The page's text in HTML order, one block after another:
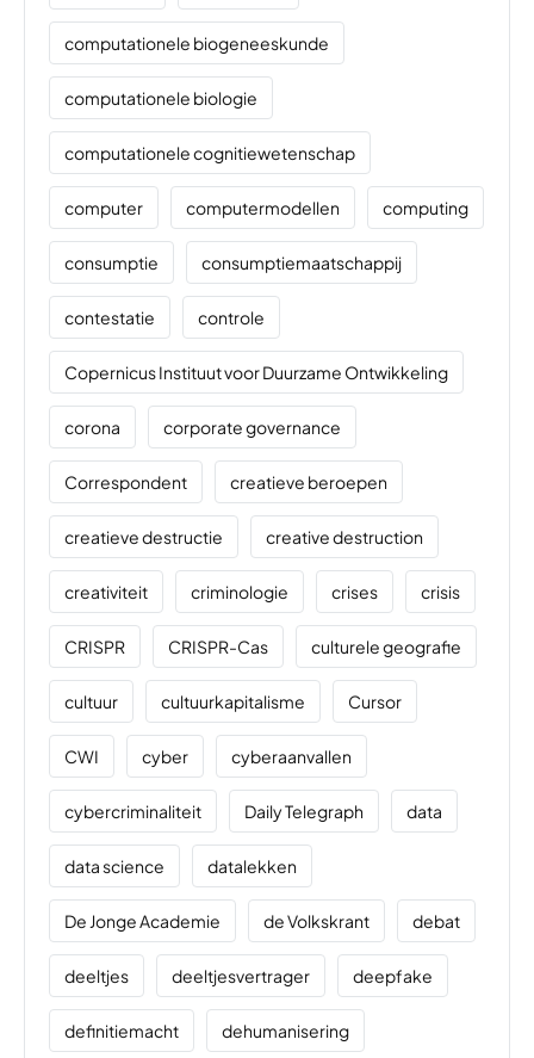
computationele biogeneeskunde
computationele biologie
computationele cognitiewetenschap
computer computermodellen computing
consumptie consumptiemaatschappij
contestatie controle
Copernicus Instituut voor Duurzame Ontwikkeling
corona corporate governance
Correspondent creatieve beroepen
creatieve destructie creative destruction
creativiteit criminologie crises crisis
CRISPR CRISPR-Cas culturele geografie
cultuur cultuurkapitalisme Cursor
CWI cyber cyberaanvallen
cybercriminaliteit Daily Telegraph data
data science datalekken
De Jonge Academie de Volkskrant debat
deeltjes deeltjesvertrager deepfake
definitiemacht dehumanisering